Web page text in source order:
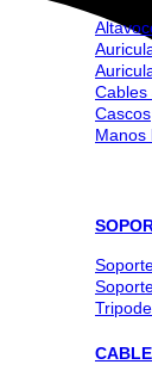
Cables
Cascos
Manos